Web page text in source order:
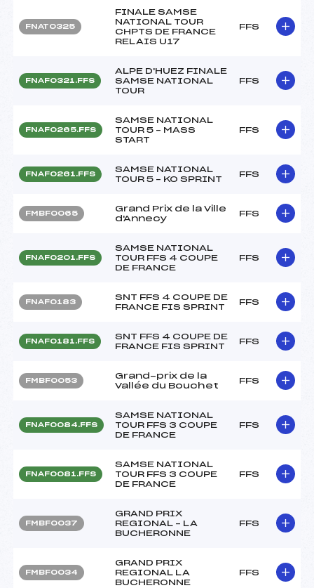
FNAT0325
FINALE SAMSE
NATIONAL TOUR
CHPTS DE FRANCE
RELAIS U17
FFS
FNAF0321.FFS
ALPE D'HUEZ FINALE
SAMSE NATIONAL
TOUR
FFS
FNAF0265.FFS
SAMSE NATIONAL
TOUR 5 – MASS
START
FFS
FNAF0261.FFS
SAMSE NATIONAL
TOUR 5 – KO SPRINT
FFS
FMBF0065
Grand Prix de la Ville
d'Annecy
FFS
FNAF0201.FFS
SAMSE NATIONAL
TOUR FFS 4 COUPE
DE FRANCE
FFS
FNAF0183
SNT FFS 4 COUPE DE
FRANCE FIS SPRINT
FFS
FNAF0181.FFS
SNT FFS 4 COUPE DE
FRANCE FIS SPRINT
FFS
FMBF0053
Grand-prix de la
Vallée du Bouchet
FFS
FNAF0084.FFS
SAMSE NATIONAL
TOUR FFS 3 COUPE
DE FRANCE
FFS
FNAF0081.FFS
SAMSE NATIONAL
TOUR FFS 3 COUPE
DE FRANCE
FFS
FMBF0037
GRAND PRIX
REGIONAL – LA
BUCHERONNE
FFS
FMBF0034
GRAND PRIX
REGIONAL LA
BUCHERONNE
FFS